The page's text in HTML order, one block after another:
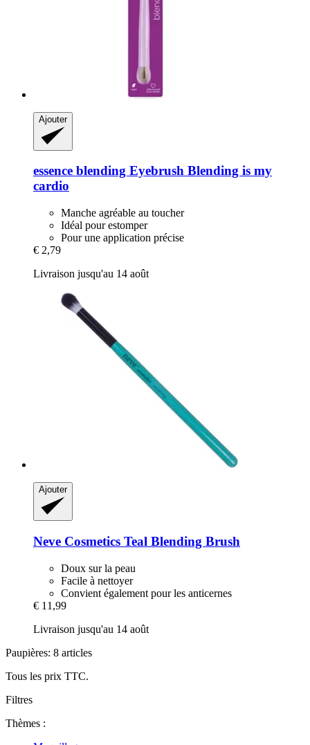
Ajouter
essence blending Eyebrush Blending is my
cardio
Manche agréable au toucher
Idéal pour estomper
Pour une application précise
€ 2,79
Livraison jusqu'au 14 août
Ajouter
Neve Cosmetics Teal Blending Brush
Doux sur la peau
Facile à nettoyer
Convient également pour les anticernes
€ 11,99
Livraison jusqu'au 14 août
Paupières: 8 articles
Tous les prix TTC.
Filtres
Thèmes :